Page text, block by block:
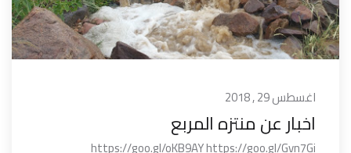
اغسطس 29 , 2018
اخبار عن منتزه المربع
https://goo.gl/oKB9AY https://goo.gl/Gvn7Gi